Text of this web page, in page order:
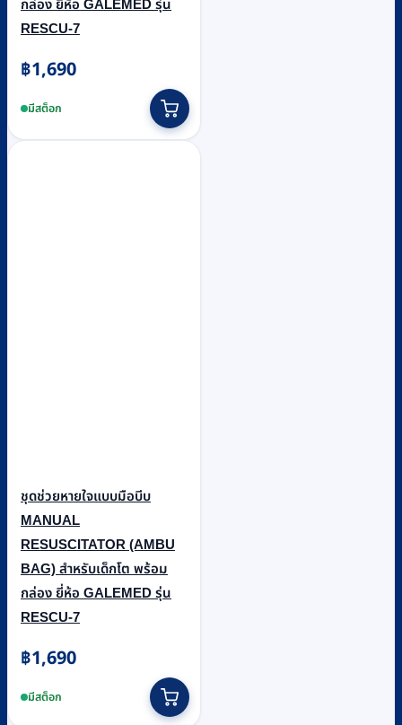
กล่อง ยี่ห้อ GALEMED รุ่น
RESCU-7
฿1,690
มีสต็อก
ชุดช่วยหายใจแบบมือบีบ
MANUAL
RESUSCITATOR (AMBU
BAG) สำหรับเด็กโต พร้อม
กล่อง ยี่ห้อ GALEMED รุ่น
RESCU-7
฿1,690
มีสต็อก